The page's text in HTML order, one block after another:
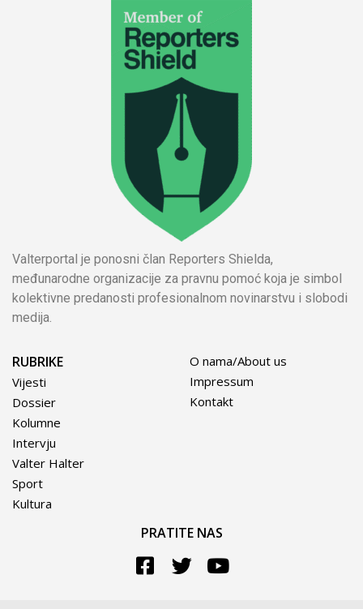
Valterportal je ponosni član Reporters Shielda,
međunarodne organizacije za pravnu pomoć koja je simbol
kolektivne predanosti profesionalnom novinarstvu i slobodi
medija.
RUBRIKE
Vijesti
Dossier
Kolumne
Intervju
Valter Halter
Sport
Kultura
O nama/About us
Impressum
Kontakt
PRATITE NAS